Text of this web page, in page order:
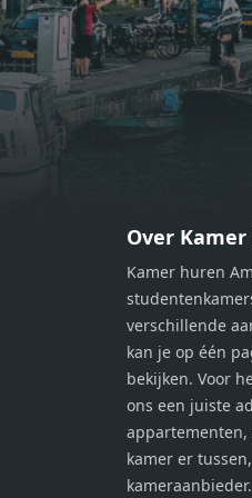
slaapkamers
m² en 8 m².
van
werkplek,
persoonlijke
gemak en
Zaandam,
op een
openbaar
naar
binnen
geniet je hier
combinatie
Over
Kamer huren
verschillende
kan je op één
bekijken. Voor
ons een juiste
appartementen,
kamer er
kameraanbieder.